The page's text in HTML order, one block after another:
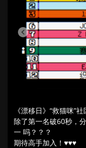
《漂移日》“救猫咪”
除了第一名破60秒，
一 吗？？？
期待高手加入！♥♥♥